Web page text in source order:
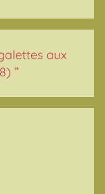
aux
”